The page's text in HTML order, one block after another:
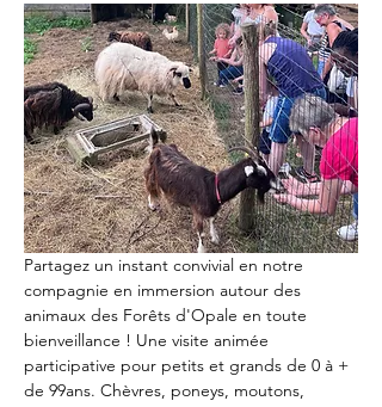
Partagez un instant convivial en notre
compagnie en immersion autour des
animaux des Forêts d'Opale en toute
bienveillance ! Une visite animée
participative pour petits et grands de 0 à +
de 99ans. Chèvres, poneys, moutons,